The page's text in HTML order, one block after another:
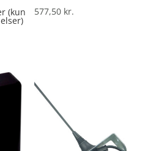
(kun
577,50 kr.